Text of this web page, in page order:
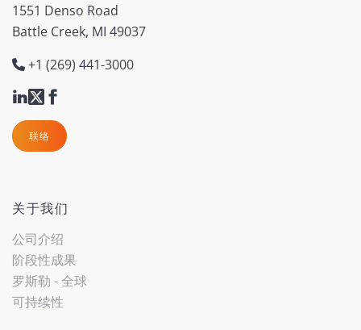
1551 Denso Road
Battle Creek, MI 49037
+1 (269) 441-3000
联络
关于我们
公司介绍
阶段性成果
罗斯勒 - 全球
可持续性